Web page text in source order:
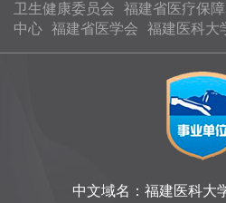
卫生健康委员会
福建省医疗保
中心 福建省医学会 福建医科大
中文域名：福建医科大